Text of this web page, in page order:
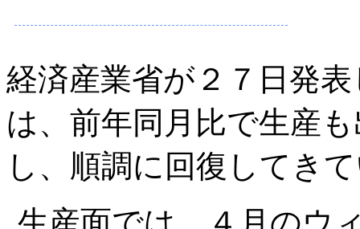
経済産業省が２７日発
は、前年同月比で生産
し、順調に回復してき